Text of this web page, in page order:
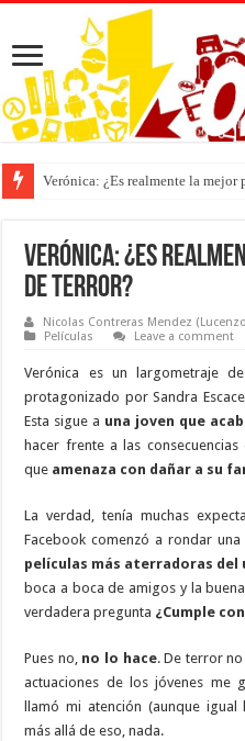
Verónica: ¿Es realmente la mejor
Verónica: ¿Es
de terror?
Nicolas Contreras Mendez
Películas
Leave a comment
Verónica es un largometraje
protagonizado por Sandra
Esta sigue a una joven que
hacer frente a las
que amenaza con dañar a su
La verdad, tenía muchas
Facebook comenzó a rondar
películas más aterradoras
boca a boca de amigos y la
verdadera pregunta ¿Cumple
Pues no, no lo hace. De terror
actuaciones de los jóvenes me
llamó mi atención (aunque
más allá de eso, nada.